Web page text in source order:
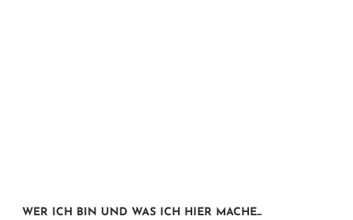
WER ICH BIN UND WAS ICH HIER MACHE...